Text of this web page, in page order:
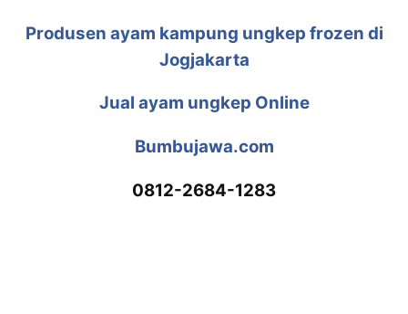
Produsen ayam kampung ungkep frozen di
Jogjakarta
Jual ayam ungkep Online
Bumbujawa.com
0812-2684-1283